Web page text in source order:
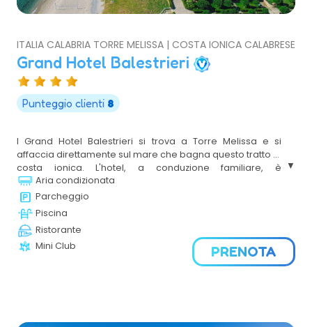
ITALIA CALABRIA TORRE MELISSA | COSTA IONICA CALABRESE
Grand Hotel Balestrieri
Punteggio clienti 8
l Grand Hotel Balestrieri si trova a Torre Melissa e si
affaccia direttamente sul mare che bagna questo tratto di
costa ionica. L'hotel, a conduzione familiare, è
caratterizzato da un'atmosfera accogliente e
confortevole ed è l'ideale per una piacevole vacanza al
mare in Calabria, in un’area ricca di attrazioni
naturalistiche ma anche storico archeologiche..a
Aria condizionata
Parcheggio
Piscina
Ristorante
Mini Club
PRENOTA